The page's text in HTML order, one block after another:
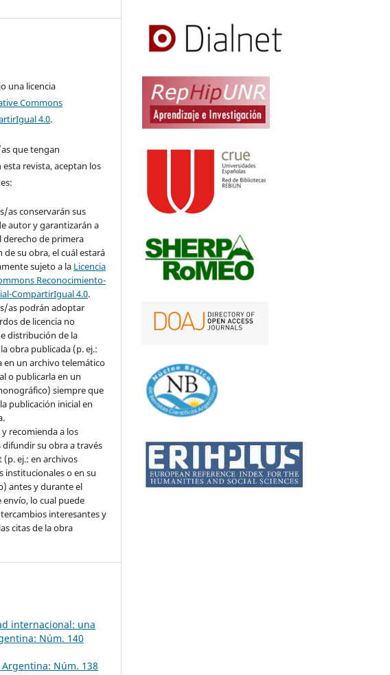
una licencia
Commons
4.0.
que tengan
revista, aceptan los
as conservarán sus
autor y garantizarán a
derecho de primera
de su obra, el cuál estará
sujeto a la Licencia
Reconocimiento-
CompartirIgual 4.0.
as podrán adoptar
de licencia no
distribución de la
obra publicada (p. ej.:
en un archivo telemático
o publicarla en un
siempre que
publicación inicial en
recomienda a los
su obra a través
ej.: en archivos
institucionales o en su
antes y durante el
envío, lo cual puede
interesantes y
citas de la obra
internacional: una
Núm. 140
Argentina: Núm. 138